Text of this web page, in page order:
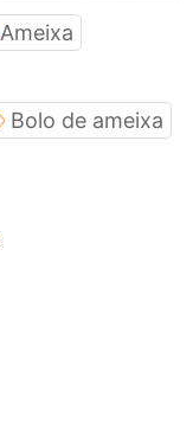
Ameixa
Bolo de ameixa